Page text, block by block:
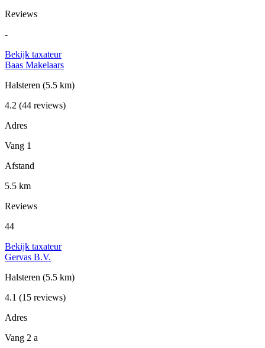
Reviews
-
Bekijk taxateur
Baas Makelaars
Halsteren (5.5 km)
4.2 (44 reviews)
Adres
Vang 1
Afstand
5.5 km
Reviews
44
Bekijk taxateur
Gervas B.V.
Halsteren (5.5 km)
4.1 (15 reviews)
Adres
Vang 2 a